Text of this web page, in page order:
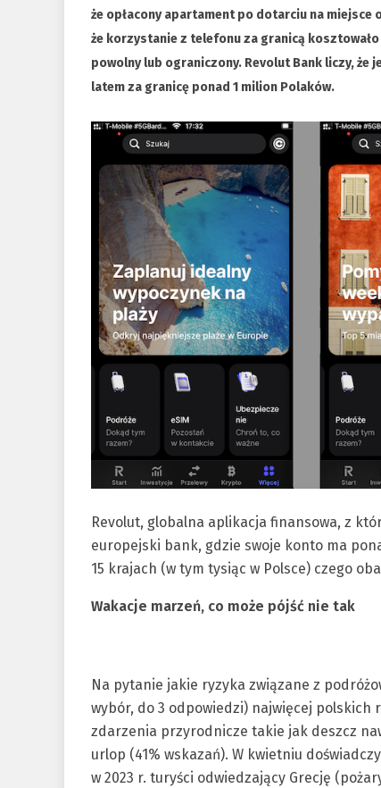
że opłacony apartament po dotarciu na miejsce
że korzystanie z telefonu za granicą
powolny lub ograniczony. Revolut Bank liczy,
latem za granicę ponad 1 milion Polaków.
Revolut, globalna aplikacja finansowa, z
europejski bank, gdzie swoje konto ma
15 krajach (w tym tysiąc w Polsce) czego
Wakacje marzeń, co może pójść nie tak
Na pytanie jakie ryzyka związane z
wybór, do 3 odpowiedzi) najwięcej polskich
zdarzenia przyrodnicze takie jak deszcz
urlop (41% wskazań). W kwietniu
w 2023 r. turyści odwiedzający Grecję